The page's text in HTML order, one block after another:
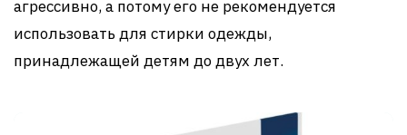
агрессивно, а потому его не рекомендуется
использовать для стирки одежды,
принадлежащей детям до двух лет.